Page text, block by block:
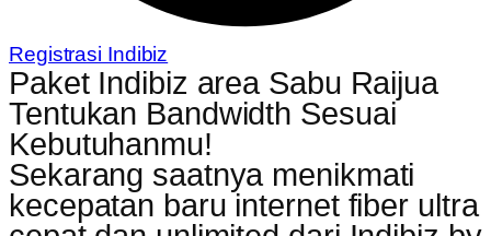
Registrasi Indibiz
Paket Indibiz area Sabu Raijua
Tentukan Bandwidth Sesuai
Kebutuhanmu!
Sekarang saatnya menikmati
kecepatan baru internet fiber ultra